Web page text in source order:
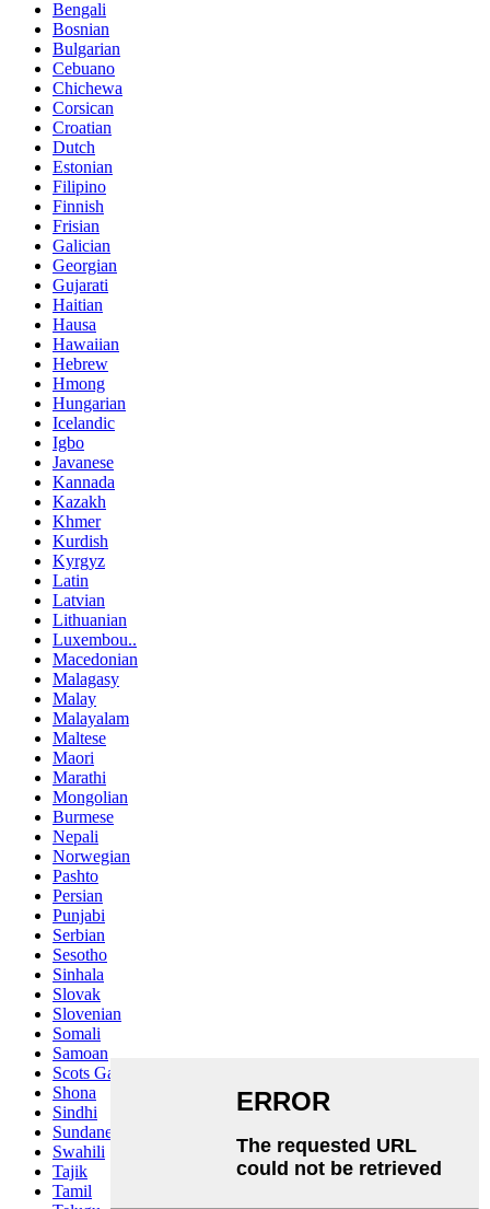
Bengali
Bosnian
Bulgarian
Cebuano
Chichewa
Corsican
Croatian
Dutch
Estonian
Filipino
Finnish
Frisian
Galician
Georgian
Gujarati
Haitian
Hausa
Hawaiian
Hebrew
Hmong
Hungarian
Icelandic
Igbo
Javanese
Kannada
Kazakh
Khmer
Kurdish
Kyrgyz
Latin
Latvian
Lithuanian
Luxembou..
Macedonian
Malagasy
Malay
Malayalam
Maltese
Maori
Marathi
Mongolian
Burmese
Nepali
Norwegian
Pashto
Persian
Punjabi
Serbian
Sesotho
Sinhala
Slovak
Slovenian
Somali
Samoan
Scots Gaelic
Shona
Sindhi
Sundanese
Swahili
Tajik
Tamil